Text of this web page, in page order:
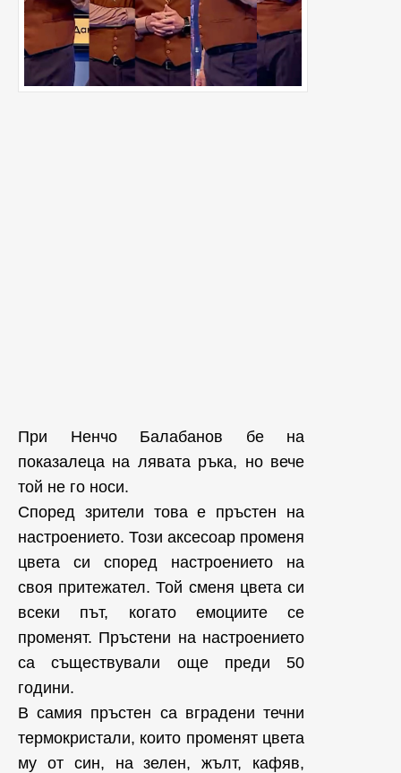
При Ненчо Балабанов бе на
показалеца на лявата ръка, но вече
той не го носи.
Според зрители това е пръстен на
настроението. Този аксесоар променя
цвета си според настроението на
своя притежател. Той сменя цвета си
всеки път, когато емоциите се
променят. Пръстени на настроението
са съществували още преди 50
години.
В самия пръстен са вградени течни
термокристали, които променят цвета
му от син, на зелен, жълт, кафяв,